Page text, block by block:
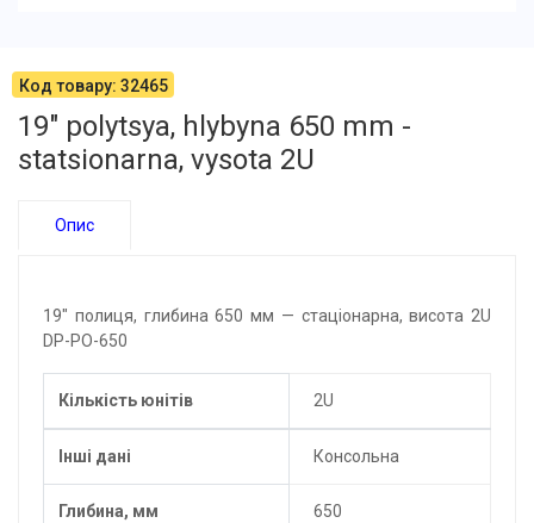
Код товару: 32465
19" polytsya, hlybyna 650 mm -
statsionarna, vysota 2U
Опис
19" полиця, глибина 650 мм — стаціонарна, висота 2U
DP-PO-650
Кількість юнітів 2U
Інші дані Консольна
Глибина, мм 650